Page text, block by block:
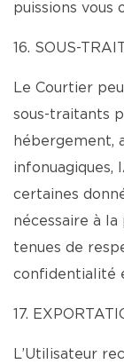
puissions vous
16. SOUS-
Le Courtier
sous-traitants
hébergement,
infonuagiques,
certaines
nécessaire à
tenues de
confidentialité
17.
L’Utilisateur